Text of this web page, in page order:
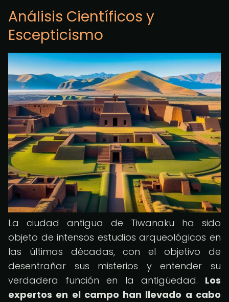
Análisis Científicos y
Escepticismo
La ciudad antigua de Tiwanaku ha sido
objeto de intensos estudios arqueológicos en
las últimas décadas, con el objetivo de
desentrañar sus misterios y entender su
verdadera función en la antigüedad. Los
expertos en el campo han llevado a cabo